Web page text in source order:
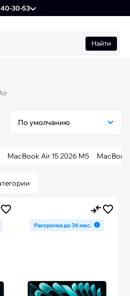
40-30-53
Найти
MacBook Air 15 2026 M5 MacBook
Рассрочка до 36 мес.